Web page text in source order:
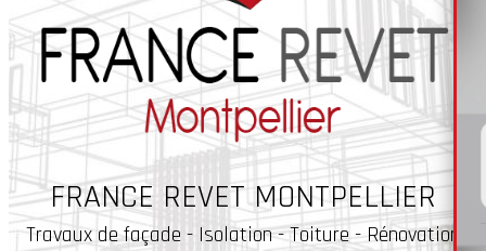
FRANCE REVET MONTPELLIER
Travaux de façade - Isolation - Toiture - Rénovation